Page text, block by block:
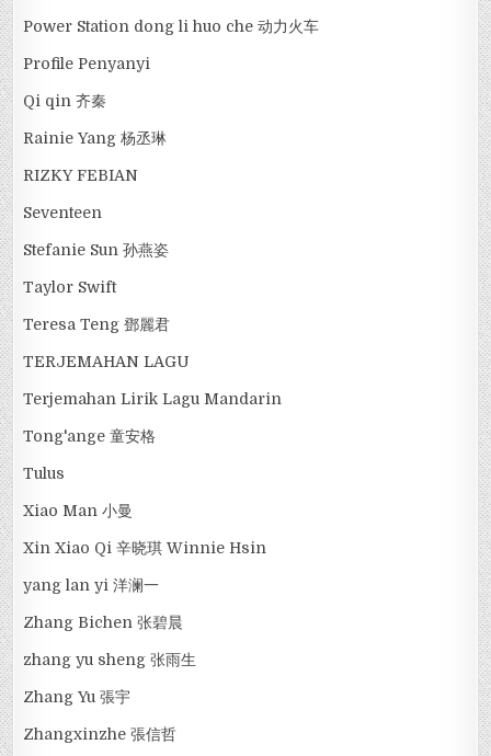
Power Station dong li huo che 动力火车
Profile Penyanyi
Qi qin 齐秦
Rainie Yang 杨丞琳
RIZKY FEBIAN
Seventeen
Stefanie Sun 孙燕姿
Taylor Swift
Teresa Teng 鄧麗君
TERJEMAHAN LAGU
Terjemahan Lirik Lagu Mandarin
Tong'ange 童安格
Tulus
Xiao Man 小曼
Xin Xiao Qi 辛晓琪 Winnie Hsin
yang lan yi 洋澜一
Zhang Bichen 张碧晨
zhang yu sheng 张雨生
Zhang Yu 張宇
Zhangxinzhe 張信哲